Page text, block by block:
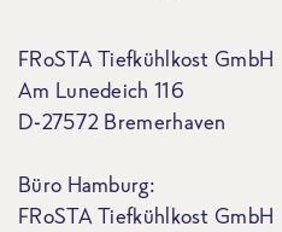
FRoSTA Tiefkühlkost GmbH
Am Lunedeich 116
D-27572 Bremerhaven
Büro Hamburg:
FRoSTA Tiefkühlkost GmbH